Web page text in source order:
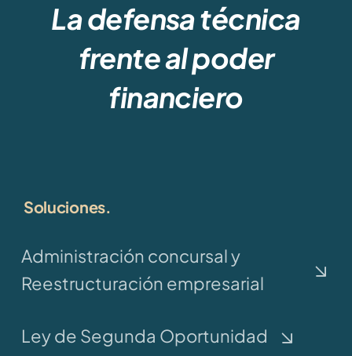
La defensa técnica
frente al poder
financiero
Soluciones.
Administración concursal y
Reestructuración empresarial
Ley de Segunda Oportunidad